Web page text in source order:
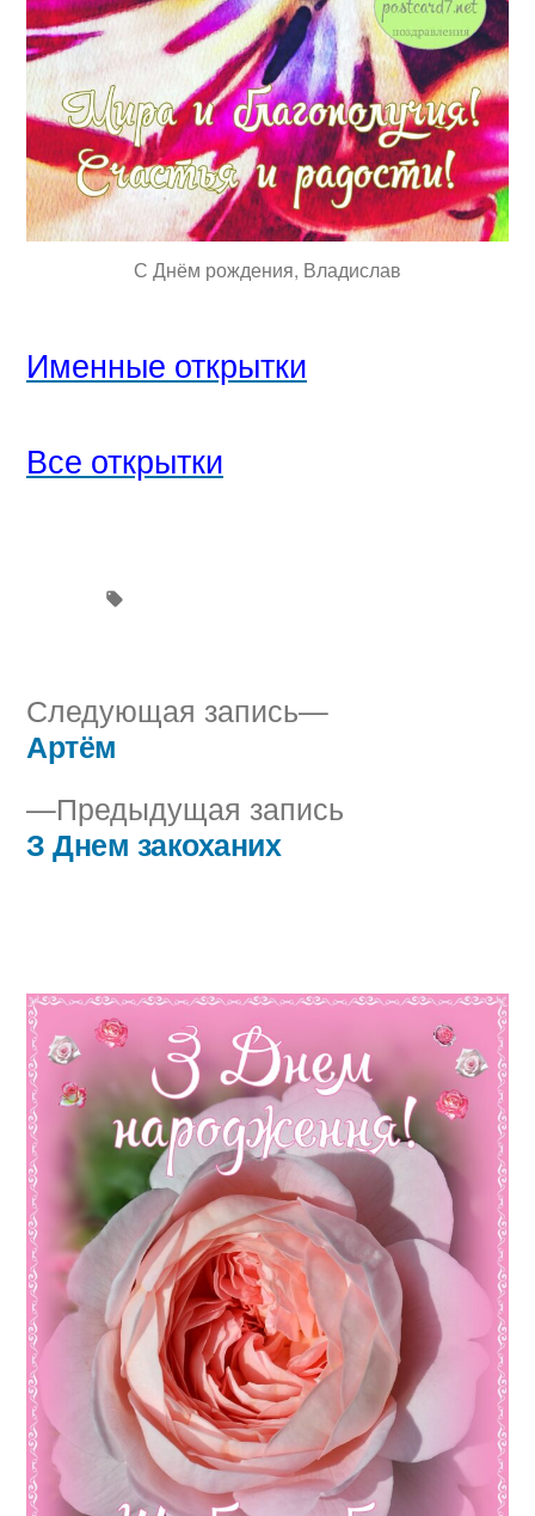
С Днём рождения, Владислав
Именные открытки
Все открытки
Навигация
по
записям
Предыдущая запись
З Днем закоханих
Следующая запись
Следующая
Артём